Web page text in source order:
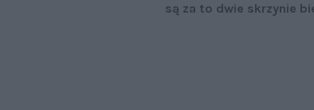
są za to dwie skrzynie